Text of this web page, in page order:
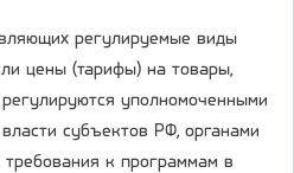
регулируемые виды
цены (тарифы) на товары,
уполномоченными
субъектов РФ, органами
требования к программам в